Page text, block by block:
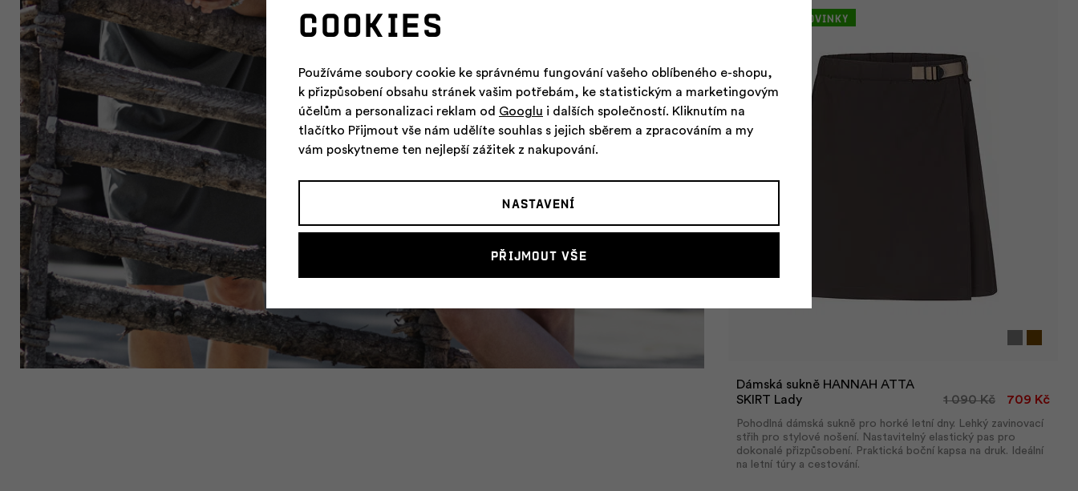
Novinky
Dámská sukně HANNAH ATTA
SKIRT Lady
1 090 Kč 709 Kč
Pohodlná dámská sukně pro horké letní dny. Lehký zavinovací
střih pro stylové nošení. Nastavitelný elastický pas pro
dokonalé přizpůsobení. Praktická boční kapsa na druk. Ideální
na letní túry a cestování.
Cookies
Používáme soubory cookie ke správnému fungování vašeho oblíbeného e-shopu,
k přizpůsobení obsahu stránek vašim potřebám, ke statistickým a marketingovým
účelům a personalizaci reklam od Googlu i dalších společností. Kliknutím na
tlačítko Přijmout vše nám udělíte souhlas s jejich sběrem a zpracováním a my
vám poskytneme ten nejlepší zážitek z nakupování.
Nastavení
Přijmout vše